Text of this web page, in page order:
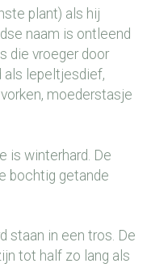
plant) als hij
naam is ontleend
die vroeger door
als lepeltjesdief,
moederstasje
is winterhard. De
bochtig getande
staan in een tros. De
tot half zo lang als